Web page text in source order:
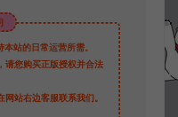
站的日常运营所需。
请您购买正版授权并合法
站右边客服联系我们。